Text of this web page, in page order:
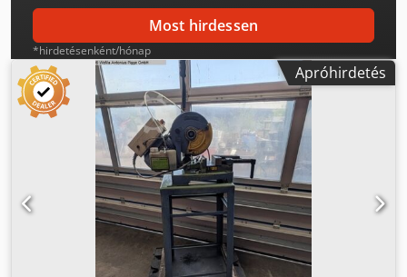
Most hirdessen
*hirdetésenként/hónap
Apróhirdetés